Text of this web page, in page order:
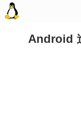
Android